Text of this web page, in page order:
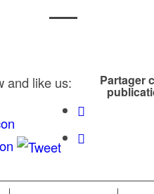
and like us: Partager
ID